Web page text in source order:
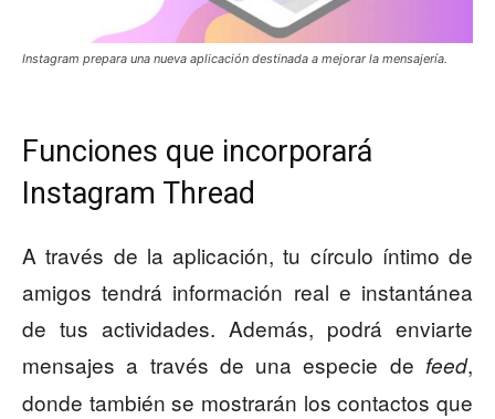
Instagram prepara una nueva aplicación destinada a mejorar la mensajería.
Funciones que incorporará
Instagram Thread
A través de la aplicación, tu círculo íntimo de
amigos tendrá información real e instantánea
de tus actividades. Además, podrá enviarte
mensajes a través de una especie de feed,
donde también se mostrarán los contactos que